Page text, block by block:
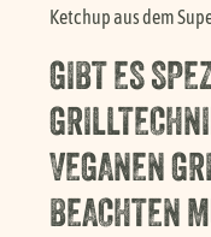
Ketchup aus dem
GIBT ES
VEGANEN
BEACHTEN